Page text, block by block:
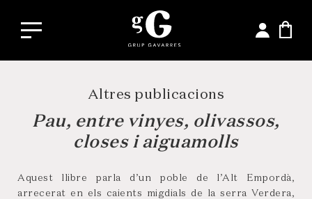
Altres publicacions
Pau, entre vinyes, olivassos,
closes i aiguamolls
Aquest llibre parla d’un poble de l’Alt Empordà,
arrecerat en els caients migdials de la serra Verdera,